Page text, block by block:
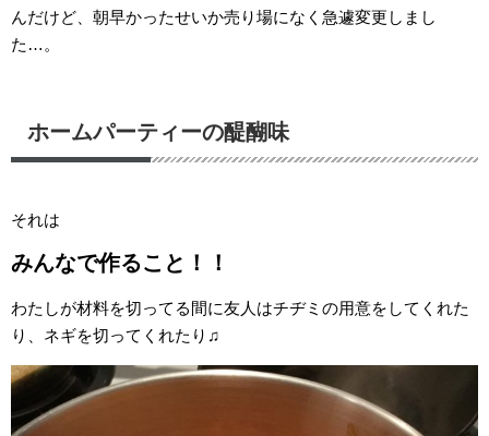
んだけど、朝早かったせいか売り場になく急遽変更しまし
た…。
ホームパーティーの醍醐味
それは
みんなで作ること！！
わたしが材料を切ってる間に友人はチヂミの用意をしてくれた
り、ネギを切ってくれたり♫